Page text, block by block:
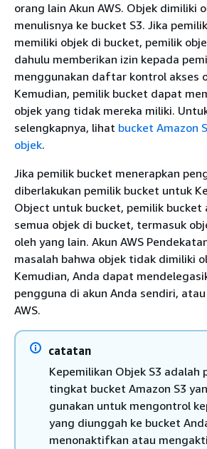
orang lain Akun AWS. Objek dimiliki
menulisnya ke bucket S3. Jika
memiliki objek di bucket, pemilik
dahulu memberikan izin kepada
menggunakan daftar kontrol akses
Kemudian, pemilik bucket dapat
objek yang tidak mereka miliki.
selengkapnya, lihat bucket Amazon
objek.
Jika pemilik bucket menerapkan
diberlakukan pemilik bucket untuk
Object untuk bucket, pemilik bucket
semua objek di bucket, termasuk
oleh yang lain. Akun AWS
masalah bahwa objek tidak dimiliki
Kemudian, Anda dapat
pengguna di akun Anda sendiri,
AWS.
catatan
Kepemilikan Objek S3 adalah
tingkat bucket Amazon S3
gunakan untuk mengontrol
yang diunggah ke bucket
menonaktifkan atau